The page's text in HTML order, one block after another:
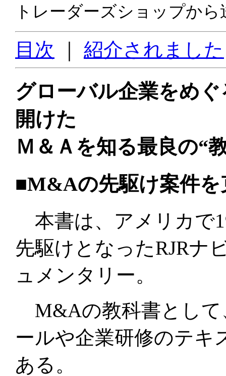
トレーダーズショップか
目次 ｜ 紹介されました
グローバル企業をめ
開けた
Ｍ＆Ａを知る最良の“
■M&Aの先駆け案件を
本書は、アメリカで
先駆けとなったRJRナ
ュメンタリー。
M&Aの教科書として
ールや企業研修のテキ
ある。